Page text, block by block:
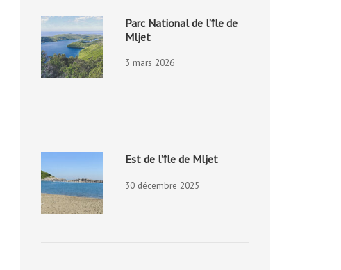
Parc National de l’île de
Mljet
3 mars 2026
Est de l’île de Mljet
30 décembre 2025